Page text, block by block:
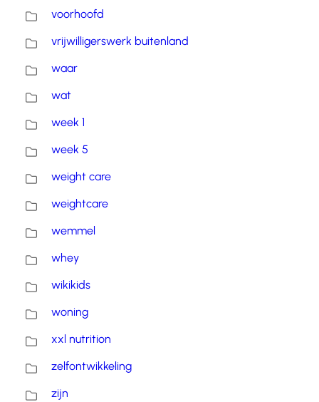
voorhoofd
vrijwilligerswerk buitenland
waar
wat
week 1
week 5
weight care
weightcare
wemmel
whey
wikikids
woning
xxl nutrition
zelfontwikkeling
zijn